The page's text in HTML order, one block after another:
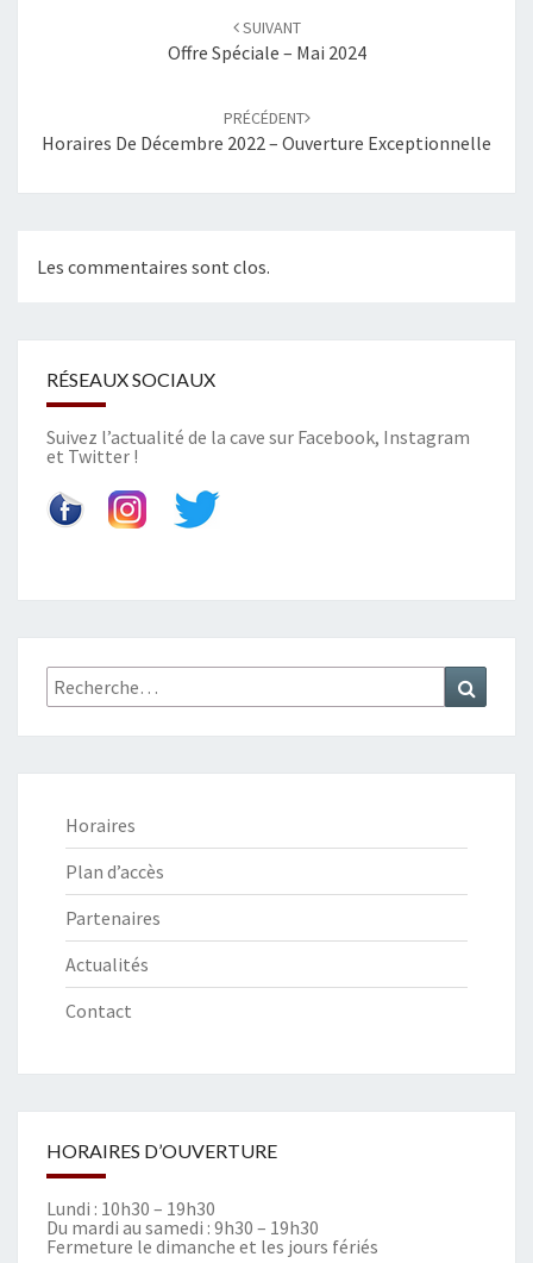
S
D
M
E
D
R
2
3
SUIVANT
Offre Spéciale – Mai 2024
PRÉCÉDENT
Horaires De Décembre 2022 – Ouverture Exceptionnelle
Les commentaires sont clos.
RÉSEAUX SOCIAUX
Suivez l’actualité de la cave sur Facebook, Instagram
et Twitter !
Recherche
:
Horaires
Plan d’accès
Partenaires
Actualités
Contact
HORAIRES D’OUVERTURE
Lundi : 10h30 – 19h30
Du mardi au samedi : 9h30 – 19h30
Fermeture le dimanche et les jours fériés